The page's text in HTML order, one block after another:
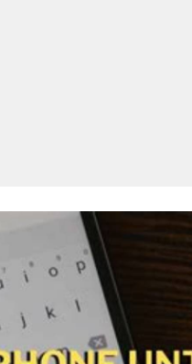
10: Solusi Terbaik Untuk
Solusi Praktis Untuk
Membuat Dan
10